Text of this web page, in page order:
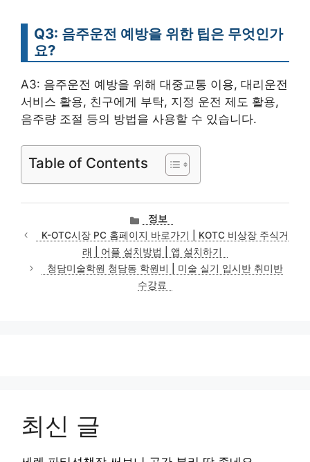
Q3: 음주운전 예방을 위한 팁은 무엇인가
요?
A3: 음주운전 예방을 위해 대중교통 이용, 대리운전
서비스 활용, 친구에게 부탁, 지정 운전 제도 활용,
음주량 조절 등의 방법을 사용할 수 있습니다.
Table of Contents
카
테
고
리
정보
K-OTC시장 PC 홈페이지 바로가기 | KOTC 비상장 주식거
래 | 어플 설치방법 | 앱 설치하기
청담미술학원 청담동 학원비 | 미술 실기 입시반 취미반
수강료
최신 글